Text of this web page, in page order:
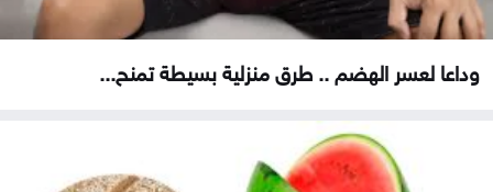
وداعا لعسر الهضم .. طرق منزلية بسيطة تمنح...